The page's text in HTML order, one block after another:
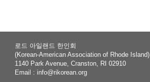
로드 아일랜드 한인회
(Korean-American Association of Rhode Island)
1140 Park Avenue, Cranston, RI 02910
Email : info@rikorean.org